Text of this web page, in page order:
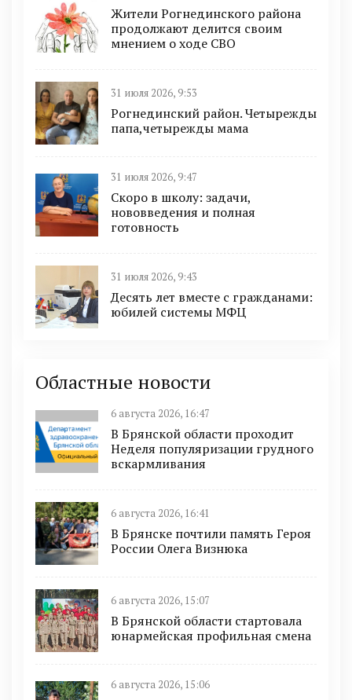
Жители Рогнединского района
продолжают делится своим
мнением о ходе СВО
31 июля 2026, 9:53
Рогнединский район. Четырежды
папа,четырежды мама
31 июля 2026, 9:47
Скоро в школу: задачи,
нововведения и полная
готовность
31 июля 2026, 9:43
Десять лет вместе с гражданами:
юбилей системы МФЦ
Областные новости
6 августа 2026, 16:47
В Брянской области проходит
Неделя популяризации грудного
вскармливания
6 августа 2026, 16:41
В Брянске почтили память Героя
России Олега Визнюка
6 августа 2026, 15:07
В Брянской области стартовала
юнармейская профильная смена
6 августа 2026, 15:06